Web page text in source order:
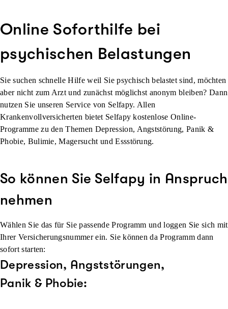
Online Soforthilfe bei
psychischen Belastungen
Sie suchen schnelle Hilfe weil Sie psychisch belastet sind, möchten
aber nicht zum Arzt und zunächst möglichst anonym bleiben? Dann
nutzen Sie unseren Service von Selfapy. Allen
Krankenvollversicherten bietet Selfapy kostenlose Online-
Programme zu den Themen Depression, Angststörung, Panik &
Phobie, Bulimie, Magersucht und Essstörung.
So können Sie Selfapy in Anspruch
nehmen
Wählen Sie das für Sie passende Programm und loggen Sie sich mit
Ihrer Versicherungsnummer ein. Sie können da Programm dann
sofort starten:
Depression, Angststörungen,
Panik & Phobie: